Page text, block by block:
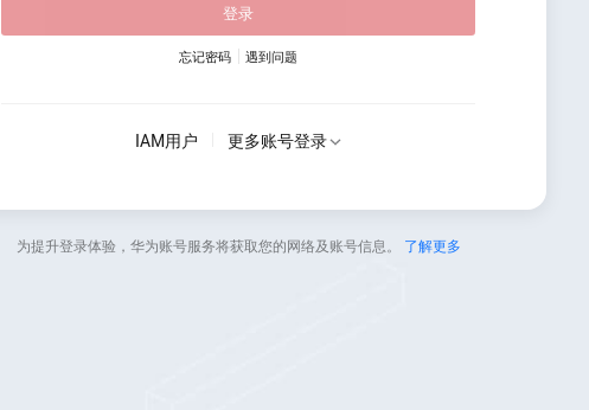
登录
忘记密码 遇到问题
IAM用户 更多账号登录
为提升登录体验，华为账号服务将获取您的网络及账号信息。 了解更多